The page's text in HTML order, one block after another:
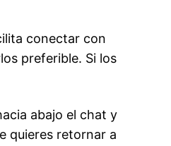
conectar con
preferible. Si los
abajo el chat y
quieres retornar a